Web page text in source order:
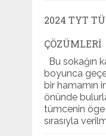
2024 TYT
ÇÖZÜMLERI
Bu sokağın
boyunca
bir hamamın
önünde
tümcenin
sırasıyla